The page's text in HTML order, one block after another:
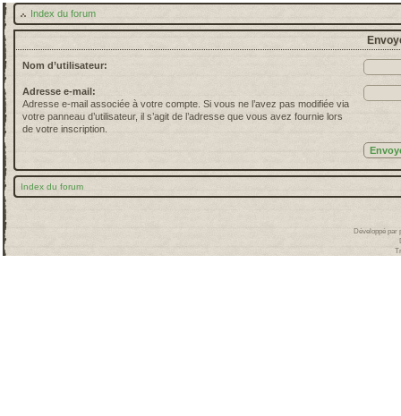
Index du forum
Nom d’utilisateur:
Adresse e-mail:
Adresse e-mail associée à votre compte. Si vous ne l’avez pas modifiée via
votre panneau d’utilisateur, il s’agit de l’adresse que vous avez fournie lors
de votre inscription.
Index du forum
Développé par